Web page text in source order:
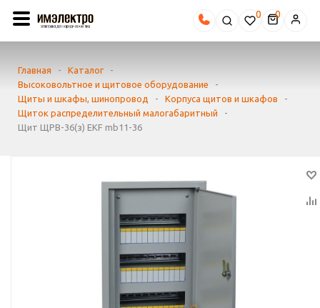
0
Главная - Каталог
-
Высоковольтное и щитовое оборудование
-
Щиты и шкафы, шинопровод
- Корпуса щитов и шкафов
-
Щиток распределительный малогабаритный
-
Щит ЩРВ-36(з) EKF mb11-36